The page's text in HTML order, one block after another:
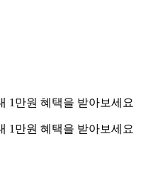
1만원 혜택을 받아보세요
1만원 혜택을 받아보세요